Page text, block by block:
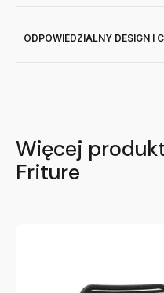
ODPOWIEDZIALNY DESIGN I
Więcej
Friture